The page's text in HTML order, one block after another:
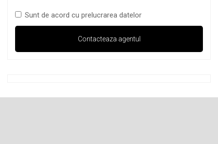
Sunt de acord cu prelucrarea datelor